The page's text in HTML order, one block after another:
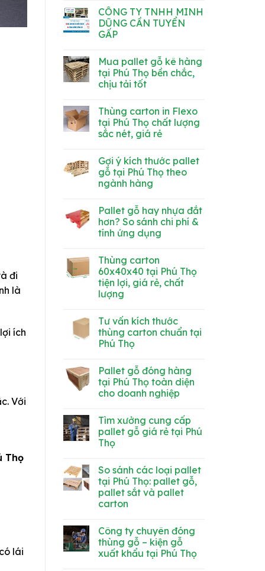
đi
là
ích
Với
Thọ
lái
HẤP
DẪN
TNHH
MINH
DŨNG
CẦN
3
LÁI
XE
MỨC
LƯƠNG
bình
luận
ở
Thông
dụng
tháng
3
CÔNG TY TNHH MINH
DŨNG CẦN TUYỂN
GẤP
bình
luận
ở
CÔNG
MINH
DŨNG
CẦN
TUYỂN
GẤP
Mua pallet gỗ kê hàng
tại Phú Thọ bền chắc,
chịu tải tốt
bình
luận
ở
Mua
kê
hàng
tại
Phú
Thọ
chịu
tải
tốt
Thùng carton in Flexo
tại Phú Thọ chất lượng
sắc nét, giá rẻ
bình
luận
ở
Thùng
Flexo
tại
Phú
Thọ
chất
nét,
giá
rẻ
Gợi ý kích thước pallet
gỗ tại Phú Thọ theo
ngành hàng
bình
luận
ở
Gợi
thước
pallet
gỗ
tại
Phú
Thọ
hàng
Pallet gỗ hay nhựa đắt
hơn? So sánh chi phí &
tính ứng dụng
bình
luận
ở
Pallet
gỗ
hay
hơn?
So
sánh
chi
tính
ứng
dụng
Thùng carton
60x40x40 tại Phú Thọ
tiện lợi, giá rẻ, chất
lượng
bình
luận
ở
Thùng
tại
Phú
Thọ
tiện
lợi,
chất
lượng
Tư vấn kích thước
thùng carton chuẩn tại
Phú Thọ
bình
luận
ở
Tư
thước
thùng
carton
chuẩn
tại
Pallet gỗ đóng hàng
tại Phú Thọ toàn diện
cho doanh nghiệp
bình
luận
ở
Pallet
hàng
tại
Phú
Thọ
toàn
diện
nghiệp
Tìm xưởng cung cấp
pallet gỗ giá rẻ tại Phú
Thọ
bình
luận
ở
Tìm
xưởng
cung
gỗ
giá
rẻ
tại
So sánh các loại pallet
tại Phú Thọ: pallet gỗ,
pallet sắt và pallet
carton
bình
luận
ở
So
Công ty chuyên đóng
thùng gỗ – kiện gỗ
xuất khẩu tại Phú Thọ